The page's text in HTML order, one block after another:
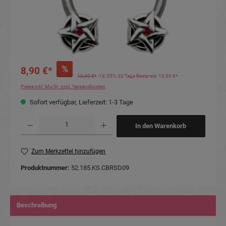
8,90 €* %
10,90 €*-18.35% 30 Tage Bestpreis: 10,90 €*
Preise inkl. MwSt. zzgl. Versandkosten
Sofort verfügbar, Lieferzeit: 1-3 Tage
In den Warenkorb
Zum Merkzettel hinzufügen
Produktnummer: 52.185.KS.CBRSD09
Beschreibung